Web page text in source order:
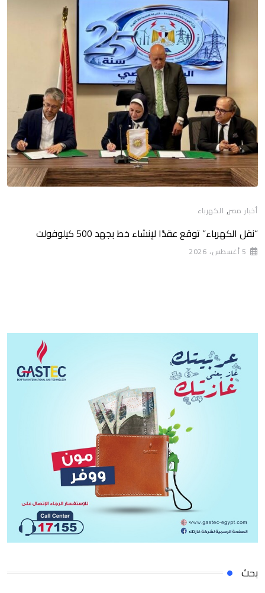
أخبار مصر, الكهرباء
“نقل الكهرباء” توقع عقدًا لإنشاء خط بجهد 500 كيلوفولت
5 أغسطس، 2026
بحث